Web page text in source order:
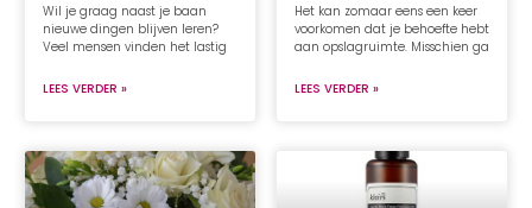
Wil je graag naast je baan
nieuwe dingen blijven leren?
Veel mensen vinden het lastig
LEES VERDER »
Het kan zomaar eens een keer
voorkomen dat je behoefte hebt
aan opslagruimte. Misschien ga
LEES VERDER »